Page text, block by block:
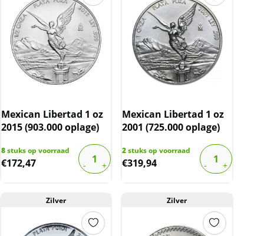
Mexican Libertad 1 oz
2015 (903.000 oplage)
8stuks op voorraad
€172,47
Mexican Libertad 1 oz
2001 (725.000 oplage)
2stuks op voorraad
€319,94
Zilver Zilver